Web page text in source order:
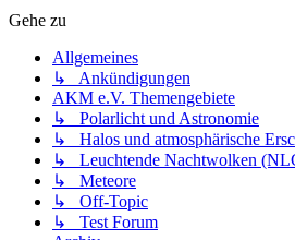
Gehe zu
Allgemeines
↳ Ankündigungen
AKM e.V. Themengebiete
↳ Polarlicht und Astronomie
↳ Halos und atmosphärische
↳ Leuchtende Nachtwolken
↳ Meteore
↳ Off-Topic
↳ Test Forum